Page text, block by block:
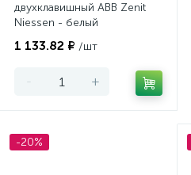
двухклавишный ABB Zenit
Niessen - белый
1 133.82 ₽ /шт
- +
-20%